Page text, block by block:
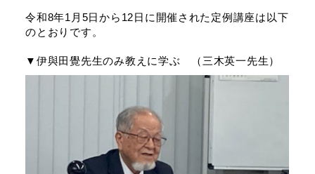
令和8年1月5日から12日に開催された定例講座は以下
のとおりです。
▼伊與田覺先生のみ教えに学ぶ （三木英一先生）